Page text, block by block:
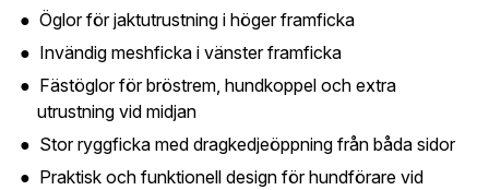
Öglor för jaktutrustning i höger framficka
Invändig meshficka i vänster framficka
Fästöglor för bröstrem, hundkoppel och extra
utrustning vid midjan
Stor ryggficka med dragkedjeöppning från båda sidor
Praktisk och funktionell design för hundförare vid
Verifiera e-post:*
Jag godkänner att mina personuppgifter behandlas enligt
Skicka